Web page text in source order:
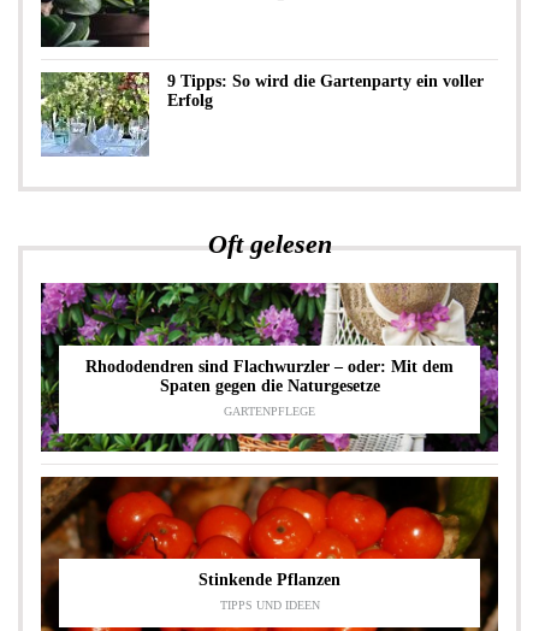
9 Tipps: So wird die Gartenparty ein voller
Erfolg
Oft gelesen
Rhododendren sind Flachwurzler – oder: Mit dem
Spaten gegen die Naturgesetze
GARTENPFLEGE
Stinkende Pflanzen
TIPPS UND IDEEN